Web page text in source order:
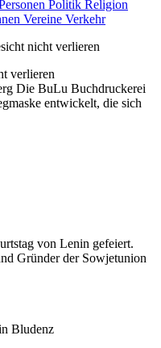
Politik Religion
Vereine Verkehr
verlieren
Die BuLu Buchdruckerei
entwickelt, die sich
von Lenin gefeiert.
Gründer der Sowjetunion